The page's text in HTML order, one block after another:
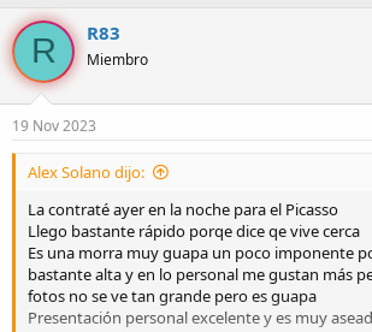
lagrimillas y al momento de la relación coge bien
si es real o fingido pero parece que si lo disfruta
Me gusto que cuando terminamos se fue a
saco de su cartera crema y desodorante se nota
la morra
En cuanto a apariencia repito es muy guapa lo
podría mejorar es el abdomen ya que se nota
si está bien rica tiene unas piernas y culo
En lo personal también repetiría
Su tarifa es muy buena y con los extras no es
R R83
Miembro
19 Nov 2023
Alex Solano dijo:
La contraté ayer en la noche para el Picasso
Llego bastante rápido porqe dice qe vive cerca
Es una morra muy guapa un poco imponente
bastante alta y en lo personal me gustan más
fotos no se ve tan grande pero es guapa
Presentación personal excelente y es muy